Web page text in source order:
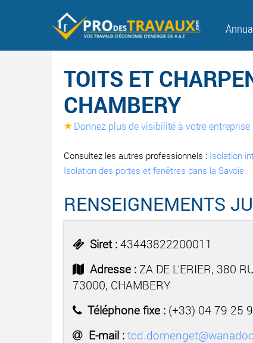
TOITS ET
CHAMBERY
Donnez plus de visibilité à votre
Consultez les autres professionnels : Isolation
Isolation des portes et fenêtres dans la Savoie
RENSEIGNEMENTS
Siret : 43443822200011
Adresse : ZA DE L'ERIER, 380
73000, CHAMBERY
Téléphone fixe : (+33) 04 79 25
E-mail :